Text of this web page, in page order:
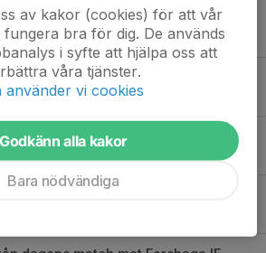
0
0
av kakor (cookies) för att vår
bra för dig. De används
i syfte att hjälpa oss att
våra tjänster.
använder vi cookies
Godkänn alla kakor
Bara nödvändiga